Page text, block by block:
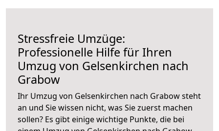
Stressfreie Umzüge:
Professionelle Hilfe für Ihren
Umzug von Gelsenkirchen nach
Grabow
Ihr Umzug von Gelsenkirchen nach Grabow steht
an und Sie wissen nicht, was Sie zuerst machen
sollen? Es gibt einige wichtige Punkte, die bei